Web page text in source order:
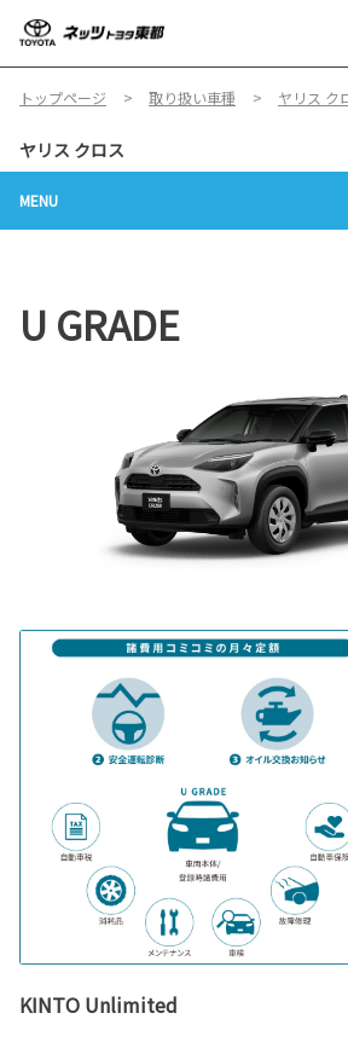
トップページ 取り扱い車種 ヤリス ク
ヤリス クロス
MENU
U GRADE
KINTO Unlimited